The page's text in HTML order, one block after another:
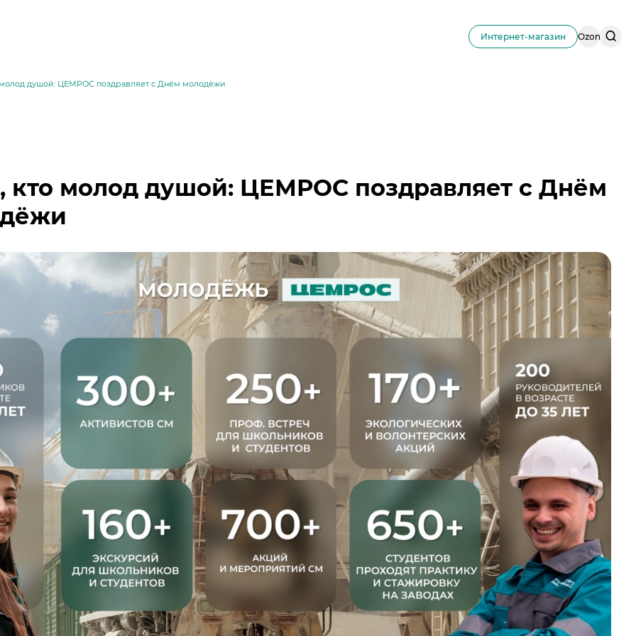
Интернет-магазин Ozon
молод душой: ЦЕМРОС поздравляет с Днём молодёжи
кто молод душой: ЦЕМРОС поздравляет с Днём
Холдинга